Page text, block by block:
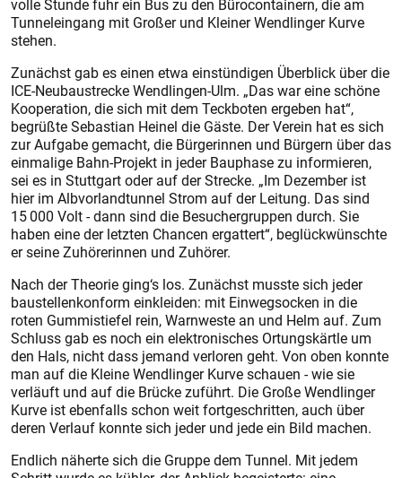
volle Stunde fuhr ein Bus zu den Bürocontainern, die am
Tunnel­eingang mit Großer und Kleiner Wendlinger Kurve
stehen.
Zunächst gab es einen etwa einstündigen Überblick über die
ICE-Neubaustrecke Wendlingen-Ulm. „Das war eine schöne
Kooperation, die sich mit dem Teckboten ergeben hat“,
begrüßte Sebastian Heinel die Gäste. Der Verein hat es sich
zur Aufgabe gemacht, die Bürgerinnen und Bürgern über das
einmalige Bahn-Projekt in jeder Bauphase zu informieren,
sei es in Stuttgart oder auf der Strecke. „Im Dezember ist
hier im Albvorlandtunnel Strom auf der Leitung. Das sind
15 000 Volt - dann sind die Besuchergruppen durch. Sie
haben eine der letzten Chancen ergattert“, beglückwünschte
er seine Zuhörerinnen und Zuhörer.
Nach der Theorie ging‘s los. Zunächst musste sich jeder
baustellenkonform einkleiden: mit Einwegsocken in die
roten Gummistiefel rein, Warnweste an und Helm auf. Zum
Schluss gab es noch ein elektronisches Ortungskärtle um
den Hals, nicht dass jemand verloren geht. Von oben konnte
man auf die Kleine Wendlinger Kurve schauen - wie sie
verläuft und auf die Brücke zuführt. Die Große Wendlinger
Kurve ist ebenfalls schon weit fortgeschritten, auch über
deren Verlauf konnte sich jeder und jede ein Bild machen.
Endlich näherte sich die Gruppe dem Tunnel. Mit jedem